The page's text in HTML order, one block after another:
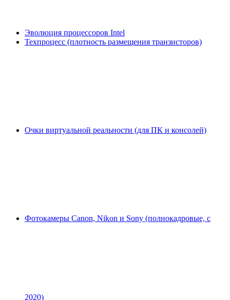
Эволюция процессоров Intel
Техпроцесс (плотность размещения транзисторов)
Очки виртуальной реальности (для ПК и консолей)
Фотокамеры Canon, Nikon и Sony (полнокадровые, с
2020)